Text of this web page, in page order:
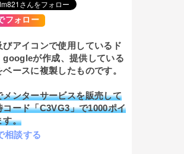
フォロー
アイコンで使用しているド
googleが作成、提供している
ースに複製したものです。
ンターサービスを販売して
コード「C3VG3」で1000ポイ
す。
相談する